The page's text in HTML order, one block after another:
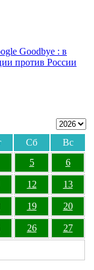
Goodbye : в
против России
Сб
Вс
5 6
12 13
19 20
26 27